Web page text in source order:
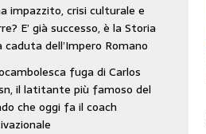
impazzito, crisi culturale e
E’ già successo, è la Storia
caduta dell’Impero Romano
fuga di Carlos
il latitante più famoso del
che oggi fa il coach